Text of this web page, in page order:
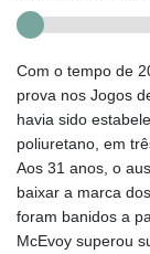
Com o tempo de
prova nos Jogos
havia sido
poliuretano, em
Aos 31 anos, o
baixar a marca
foram banidos a
McEvoy superou